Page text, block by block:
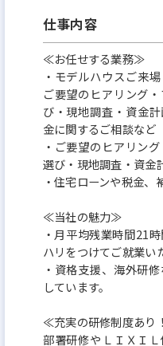
仕事内容
≪お任せする業務≫
・モデルハウスご来
ご要望のヒアリング
び・現地調査・資金
金に関するご相談など
・ご要望のヒアリン
選び・現地調査・資金
・住宅ローンや税金
≪当社の魅力≫
・月平均残業時間21
ハリをつけてご就業い
・資格支援、海外研
しています。
≪充実の研修制度あり
部署研修やＬＩＸＩ